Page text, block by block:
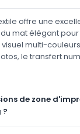
offre une
mat élégant
visuel multi-
le transfert
de zone
?